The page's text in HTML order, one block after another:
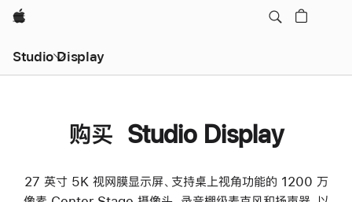
Apple
Studio Display
购买 Studio Display
27 英寸 5K 视网膜显示屏、支持桌上视角功能的 1200 万